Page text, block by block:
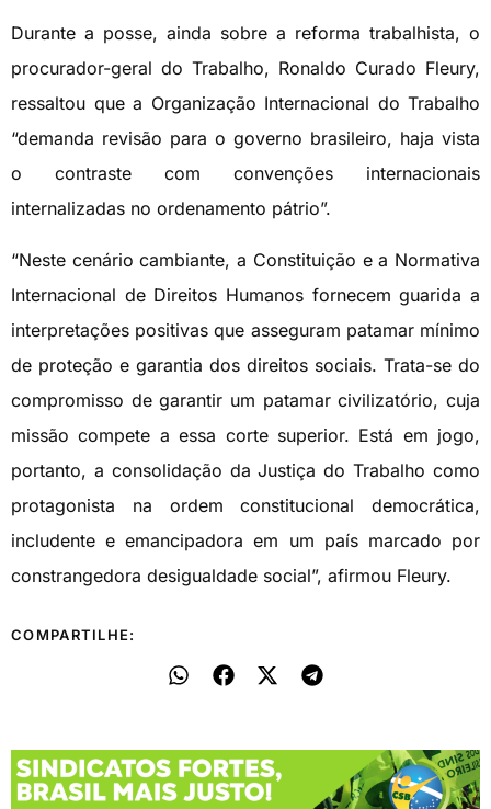
Durante a posse, ainda sobre a reforma trabalhista, o
procurador-geral do Trabalho, Ronaldo Curado Fleury,
ressaltou que a Organização Internacional do Trabalho
“demanda revisão para o governo brasileiro, haja vista
o contraste com convenções internacionais
internalizadas no ordenamento pátrio”.
“Neste cenário cambiante, a Constituição e a Normativa
Internacional de Direitos Humanos fornecem guarida a
interpretações positivas que asseguram patamar mínimo
de proteção e garantia dos direitos sociais. Trata-se do
compromisso de garantir um patamar civilizatório, cuja
missão compete a essa corte superior. Está em jogo,
portanto, a consolidação da Justiça do Trabalho como
protagonista na ordem constitucional democrática,
includente e emancipadora em um país marcado por
constrangedora desigualdade social”, afirmou Fleury.
COMPARTILHE: